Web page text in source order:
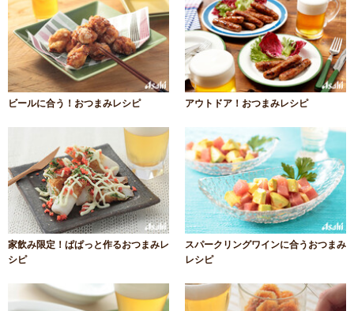
ビールに合う！おつまみレシピ アウトドア！おつまみレシピ
家飲み限定！ぱぱっと作るおつまみレ
シピ
スパークリングワインに合うおつまみ
レシピ